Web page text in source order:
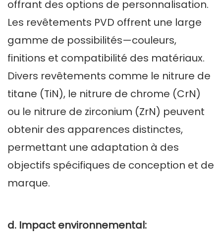
offrant des options de personnalisation.
Les revêtements PVD offrent une large
gamme de possibilités—couleurs,
finitions et compatibilité des matériaux.
Divers revêtements comme le nitrure de
titane (TiN), le nitrure de chrome (CrN)
ou le nitrure de zirconium (ZrN) peuvent
obtenir des apparences distinctes,
permettant une adaptation à des
objectifs spécifiques de conception et de
marque.
d. Impact environnemental: